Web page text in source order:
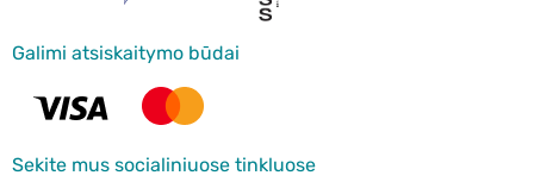
Galimi atsiskaitymo būdai
Sekite mus socialiniuose tinkluose